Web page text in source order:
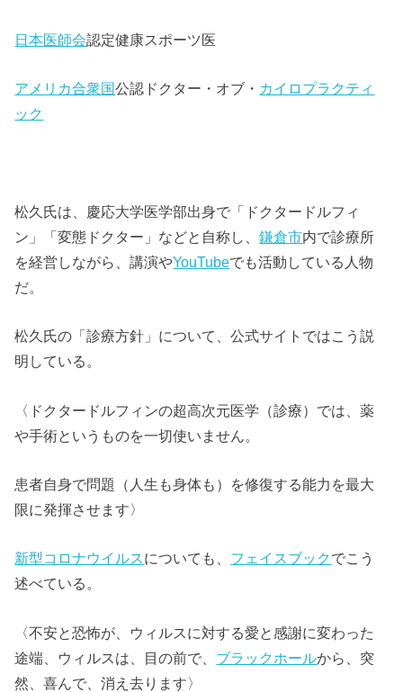
日本医師会認定健康スポーツ医
アメリカ合衆国公認ドクター・オブ・ カイロプラクティ
ック
松久氏は、慶応大学医学部出身で「ドクタードルフィ
ン」「変態ドクター」などと自称し、鎌倉市内で診療所
を経営しながら、講演やYouTubeでも活動している人物
だ。
松久氏の「診療方針」について、公式サイトではこう説
明している。
〈ドクタードルフィンの超高次元医学（診療）では、薬
や手術というものを一切使いません。
患者自身で問題（人生も身体も）を修復する能力を最大
限に発揮させます〉
新型コロナウイルスについても、 フェイスブックでこう
述べている。
〈不安と恐怖が、ウィルスに対する愛と感謝に変わった
途端、ウィルスは、目の前で、 ブラックホールから、突
然、喜んで、消え去ります〉